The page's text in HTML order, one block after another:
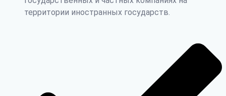
территории иностранных государств.